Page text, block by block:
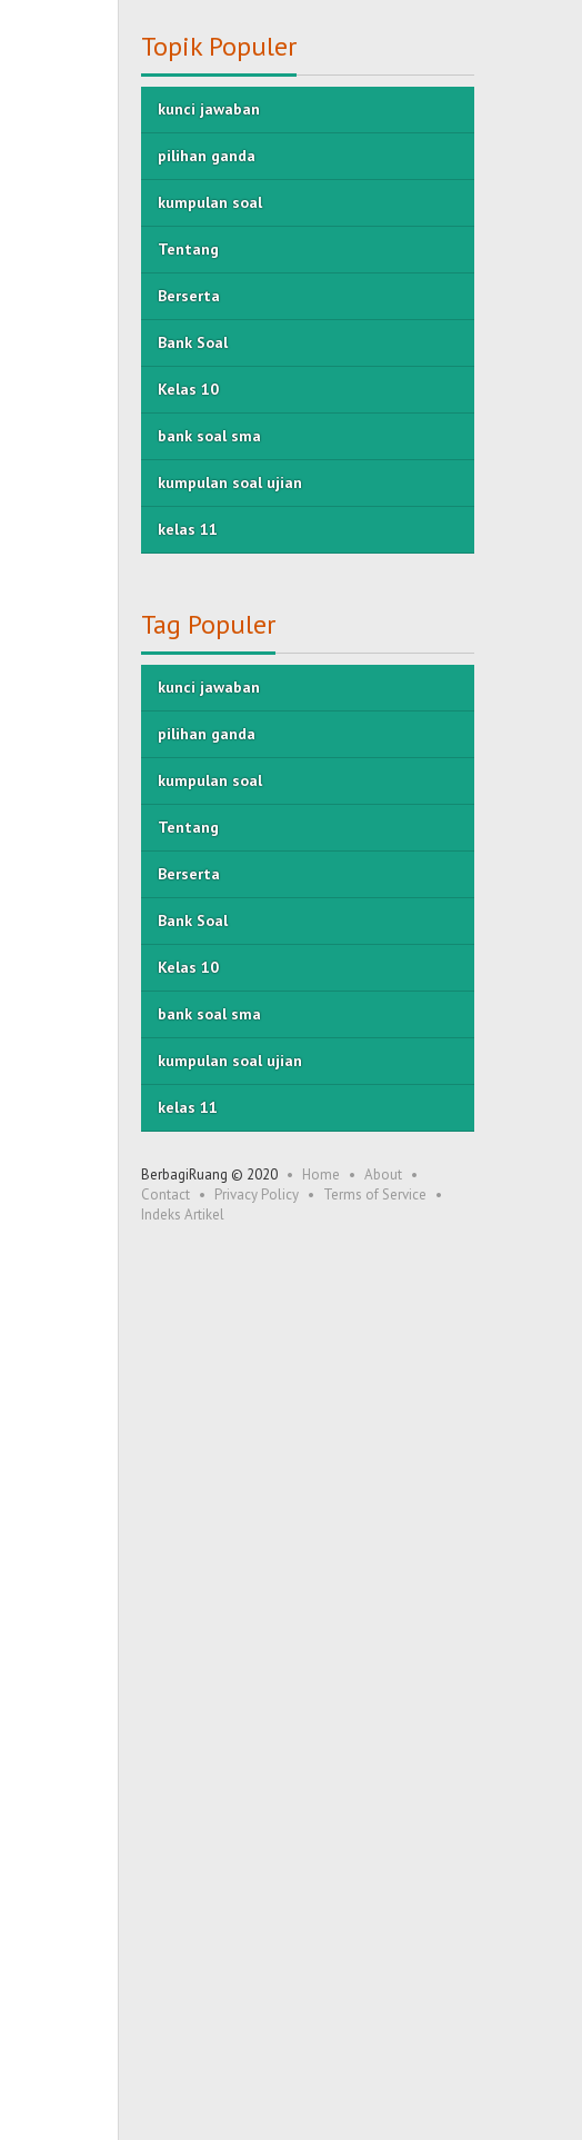
Topik Populer
kunci jawaban
pilihan ganda
kumpulan soal
Tentang
Berserta
Bank Soal
Kelas 10
bank soal sma
kumpulan soal ujian
kelas 11
Tag Populer
kunci jawaban
pilihan ganda
kumpulan soal
Tentang
Berserta
Bank Soal
Kelas 10
bank soal sma
kumpulan soal ujian
kelas 11
BerbagiRuang © 2020 Home
About
Contact
Privacy Policy
Terms of Service
Indeks Artikel